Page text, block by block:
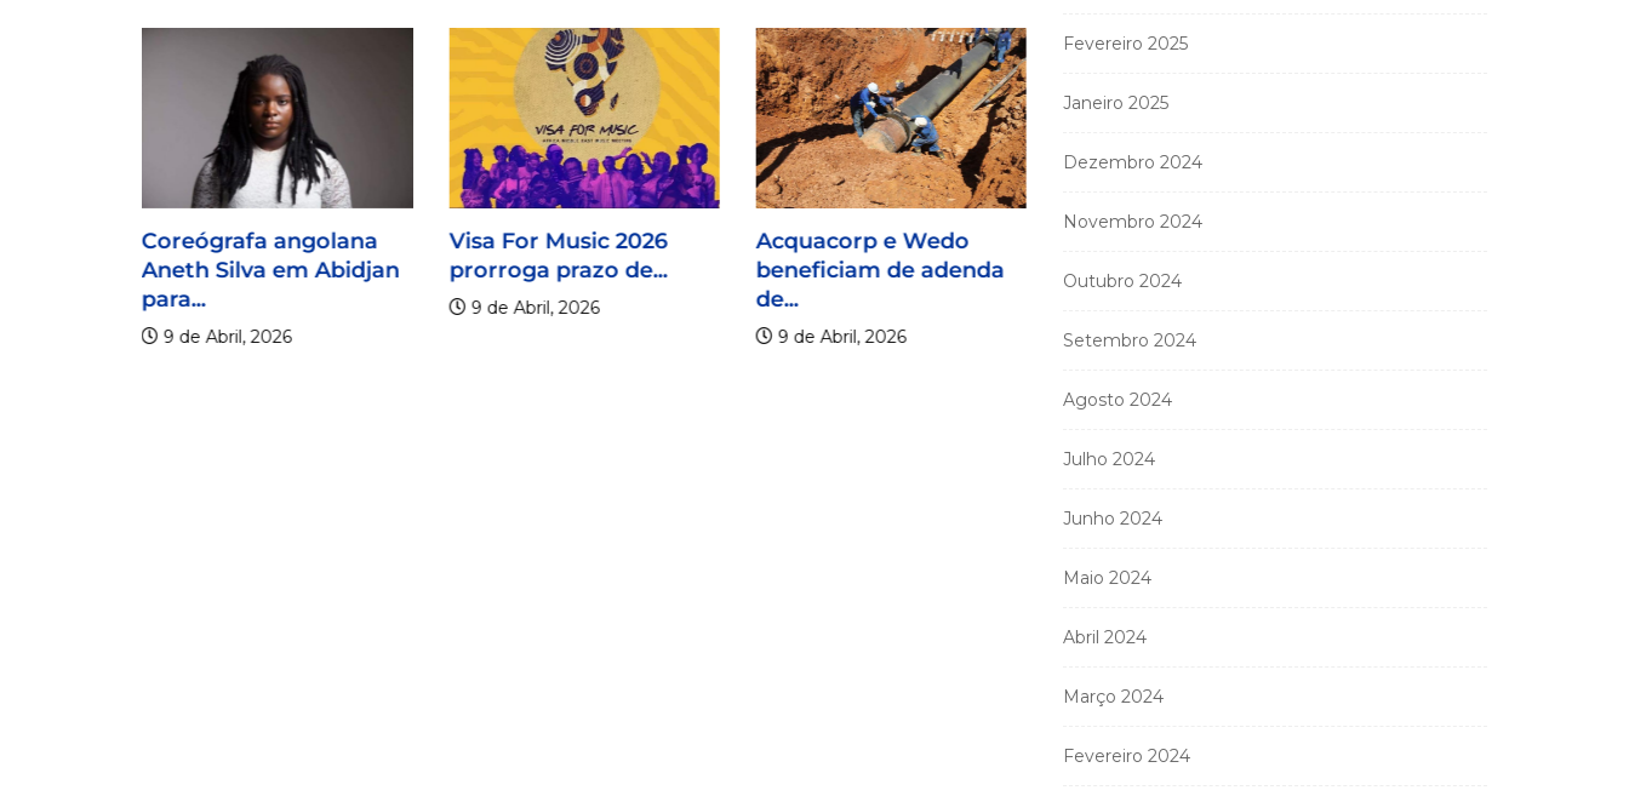
Coreógrafa angolana
Aneth Silva em Abidjan
para...
9 de Abril, 2026
Visa For Music 2026
prorroga prazo de...
9 de Abril, 2026
Acquacorp e Wedo
beneficiam de adenda
de...
9 de Abril, 2026
Ministério Público
apartamentos...
Fevereiro 2025
Janeiro 2025
Dezembro 2024
Novembro 2024
Outubro 2024
Setembro 2024
Agosto 2024
Julho 2024
Junho 2024
Maio 2024
Abril 2024
Março 2024
Fevereiro 2024